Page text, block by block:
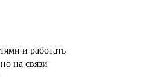
и работать
на связи